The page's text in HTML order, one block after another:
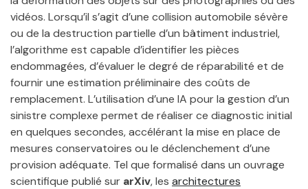
vidéos. Lorsqu’il s’agit d’une collision automobile sévère
ou de la destruction partielle d’un bâtiment industriel,
l’algorithme est capable d’identifier les pièces
endommagées, d’évaluer le degré de réparabilité et de
fournir une estimation préliminaire des coûts de
remplacement. L’utilisation d’une IA pour la gestion d’un
sinistre complexe permet de réaliser ce diagnostic initial
en quelques secondes, accélérant la mise en place de
mesures conservatoires ou le déclenchement d’une
provision adéquate. Tel que formalisé dans un ouvrage
scientifique publié sur arXiv, les architectures